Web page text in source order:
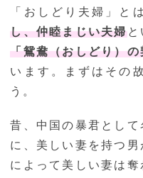
「おしどり夫婦」と
し、仲睦まじい夫婦と
「鴛鴦（おしどり）
います。まずはその
う。
昔、中国の暴君とし
に、美しい妻を持つ
によって美しい妻は